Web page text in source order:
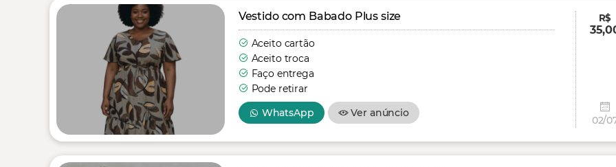
Vestido com Babado Plus size
Aceito cartão
Aceito troca
Faço entrega
Pode retirar
WhatsApp
Ver anúncio
R$
02/